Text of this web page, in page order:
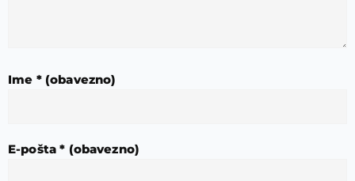
Ime * (obavezno)
E-pošta* (obavezno)